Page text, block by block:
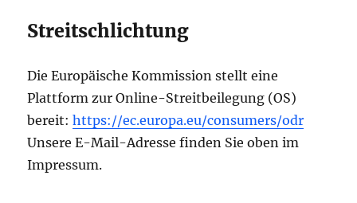
Streitschlichtung
Die Europäische Kommission stellt eine
Plattform zur Online-Streitbeilegung (OS)
bereit:https://ec.europa.eu/consumers/odr
Unsere E-Mail-Adresse finden Sie oben im
Impressum.